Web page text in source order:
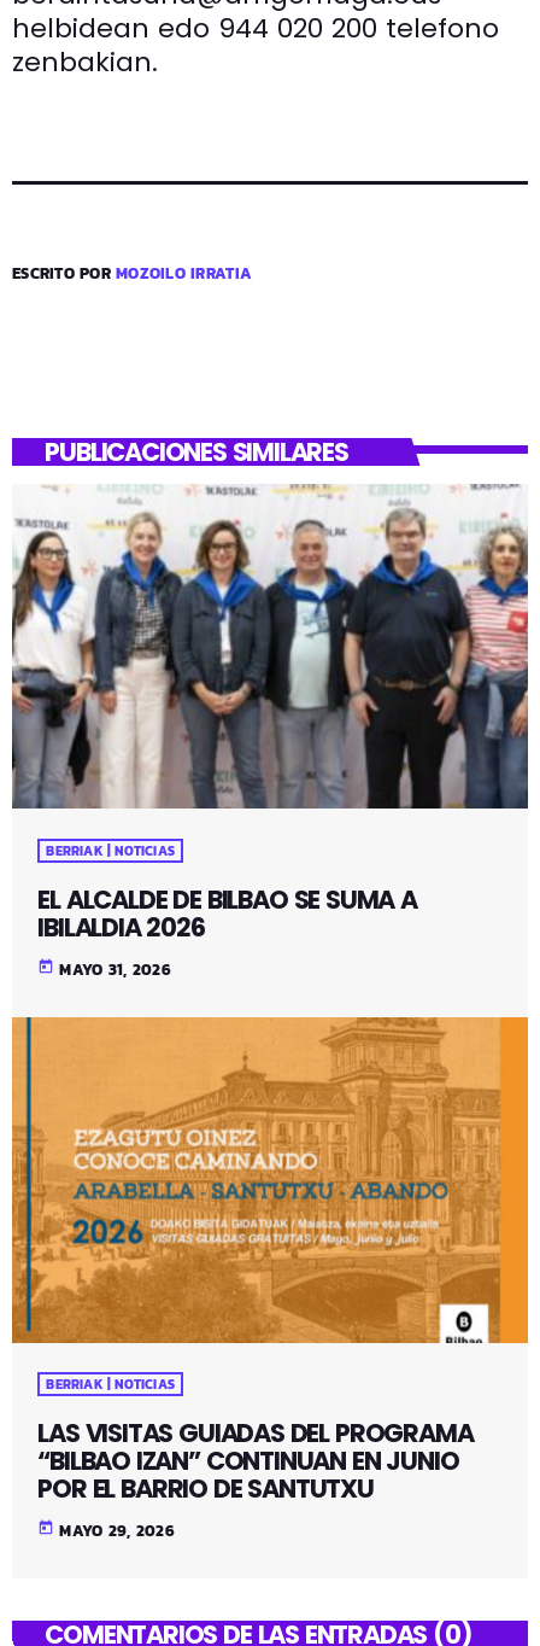
helbidean edo 944 020 200 telefono
zenbakian.
ESCRITO PORMOZOILO IRRATIA
PUBLICACIONES SIMILARES
BERRIAK | NOTICIAS
EL ALCALDE DE BILBAO SE SUMA A
IBILALDIA 2026
today MAYO 31, 2026
BERRIAK | NOTICIAS
LAS VISITAS GUIADAS DEL PROGRAMA
“BILBAO IZAN” CONTINUAN EN JUNIO
POR EL BARRIO DE SANTUTXU
today MAYO 29, 2026
COMENTARIOS DE LAS ENTRADAS (0)